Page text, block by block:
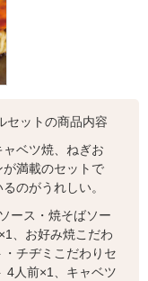
セットの商品内容
ベツ焼、ねぎお
満載のセットで
のがうれしい。
ース・焼そばソー
、お好み焼こだわ
チヂミこだわりセ
4人前×1、キャベツ